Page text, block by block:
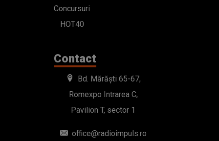
Concursuri
HOT40
Contact
Bd. Mărăști 65-67,
Romexpo Intrarea C,
Pavilion T, sector 1
office@radioimpuls.ro